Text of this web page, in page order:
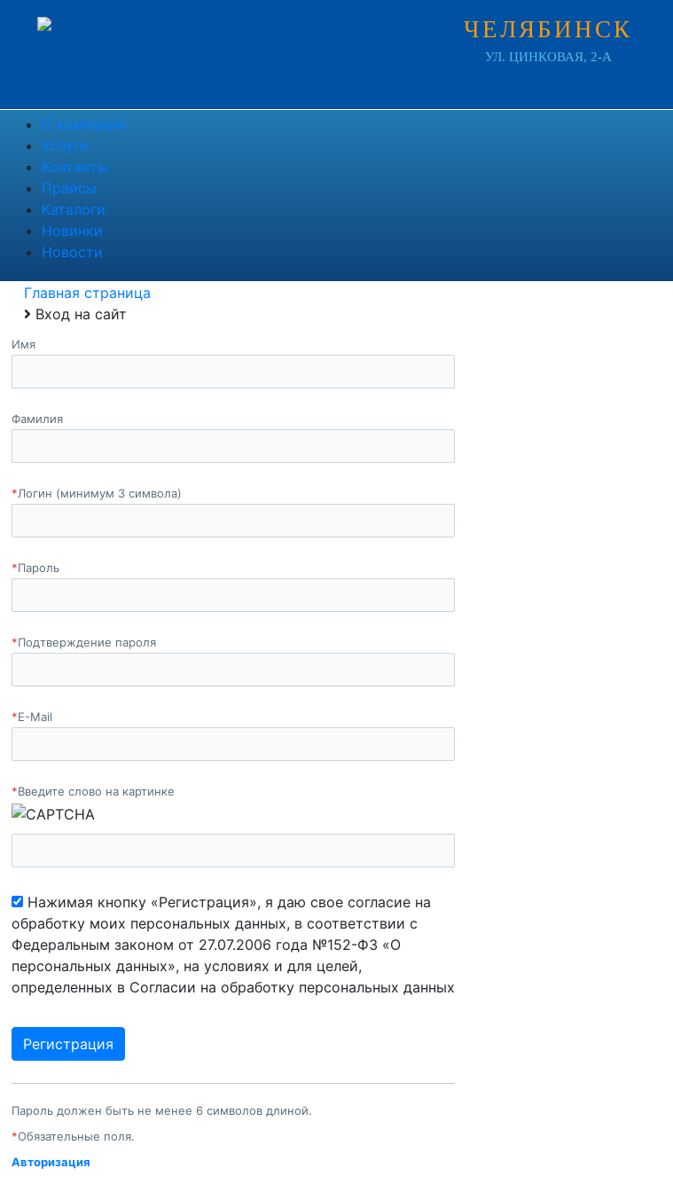
ЧЕЛЯБИНСК
УЛ. ЦИНКОВАЯ, 2-А
О компании
Услуги
Контакты
Прайсы
Каталоги
Новинки
Новости
Главная страница
Вход на сайт
Имя
Фамилия
*Логин (минимум 3 символа)
*Пароль
*Подтверждение пароля
*E-Mail
*Введите слово на картинке
Нажимая кнопку «Регистрация», я даю свое согласие на
обработку моих персональных данных, в соответствии с
Федеральным законом от 27.07.2006 года №152-ФЗ «О
персональных данных», на условиях и для целей,
определенных в Согласии на обработку персональных данных
Пароль должен быть не менее 6 символов длиной.
*Обязательные поля.
Авторизация